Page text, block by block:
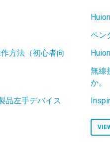
方法（初心者向
品左手デバイス
ペン
無線
か。